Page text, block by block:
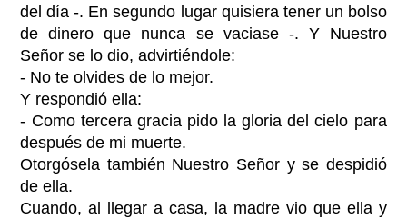
del día -. En segundo lugar quisiera tener un bolso
de dinero que nunca se vaciase -. Y Nuestro
Señor se lo dio, advirtiéndole:
- No te olvides de lo mejor.
Y respondió ella:
- Como tercera gracia pido la gloria del cielo para
después de mi muerte.
Otorgósela también Nuestro Señor y se despidió
de ella.
Cuando, al llegar a casa, la madre vio que ella y